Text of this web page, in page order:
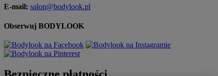
E-mail: salon@bodylook.pl
Obserwuj BODYLOOK